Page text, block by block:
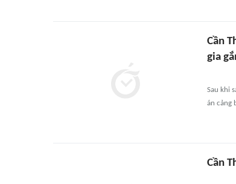
Cần
gia
Sau khi
án cảng
Cần